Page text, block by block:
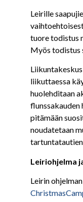
Leirille
tuore todistus
Myös todistus
liikuttaessa
huolehditaan
pitämään
noudatetaan
Leiriohjelma
Leirin